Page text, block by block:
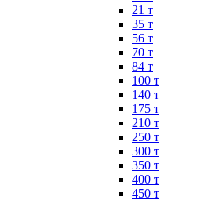
21 т
35 т
56 т
70 т
84 т
100 т
140 т
175 т
210 т
250 т
300 т
350 т
400 т
450 т